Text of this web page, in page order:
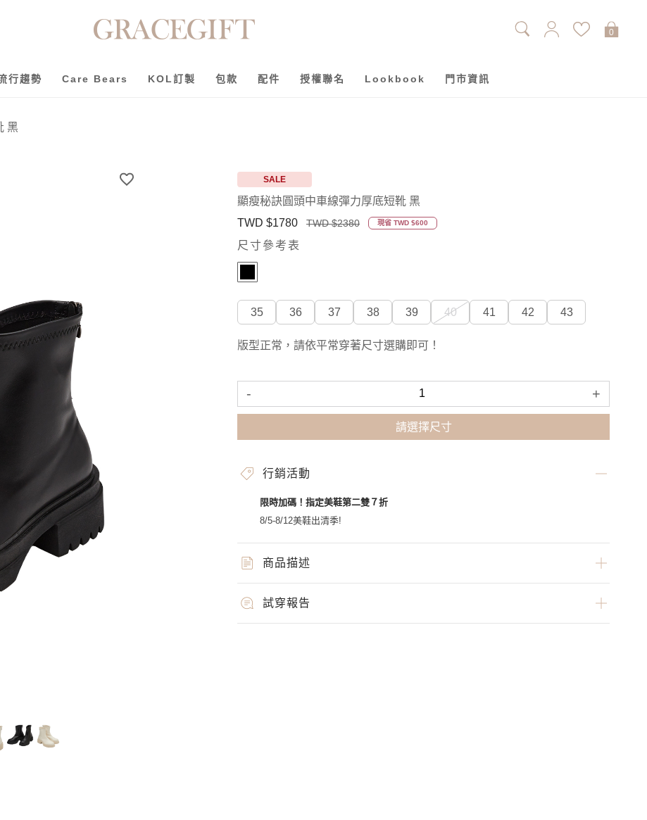
行趨勢 Care Bears KOL訂製 包款 配件 授權聯名 Lookbook 門市資訊
黑
SALE
顯瘦秘訣圓頭中車線彈力厚底短靴 黑
TWD $1780
TWD $2380 現省 TWD $600
尺寸參考表
35 36 37 38 39 40 41 42 43
版型正常，請依平常穿著尺寸選購即可！
- +
請選擇尺寸
行銷活動
限時加碼！指定美鞋第二雙７折
8/5-8/12美鞋出清季!
商品描述
試穿報告
0